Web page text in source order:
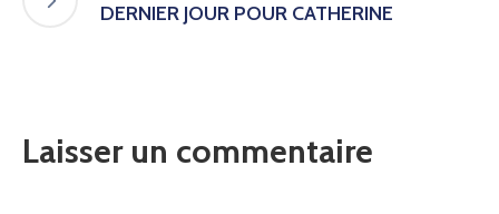
DERNIER JOUR POUR CATHERINE
Laisser un commentaire